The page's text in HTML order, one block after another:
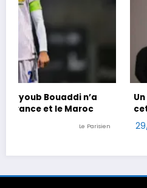
Un tournoi international
cette commune de Loire-
29/03/2026 17:49